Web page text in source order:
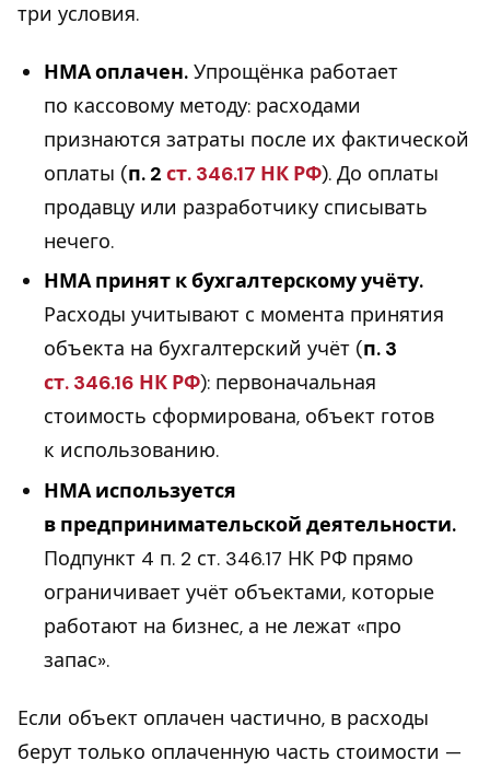
три условия.
НМА оплачен. Упрощёнка работает
по кассовому методу: расходами
признаются затраты после их фактической
оплаты (п. 2 ст. 346.17 НК РФ). До оплаты
продавцу или разработчику списывать
нечего.
НМА принят к бухгалтерскому учёту.
Расходы учитывают с момента принятия
объекта на бухгалтерский учёт (п. 3
ст. 346.16 НК РФ): первоначальная
стоимость сформирована, объект готов
к использованию.
НМА используется
в предпринимательской деятельности.
Подпункт 4 п. 2 ст. 346.17 НК РФ прямо
ограничивает учёт объектами, которые
работают на бизнес, а не лежат «про
запас».
Если объект оплачен частично, в расходы
берут только оплаченную часть стоимости —